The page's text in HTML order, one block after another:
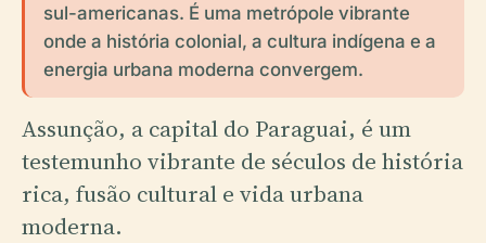
sul-americanas. É uma metrópole vibrante
onde a história colonial, a cultura indígena e a
energia urbana moderna convergem.
Assunção, a capital do Paraguai, é um
testemunho vibrante de séculos de história
rica, fusão cultural e vida urbana
moderna.